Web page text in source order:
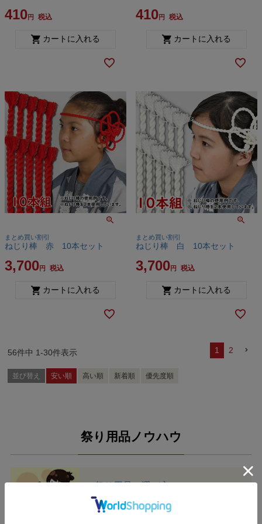
410 税込
カートに入れる
410 税込
カートに入れる
まとめ買い割引
ねじり棒 赤 10本セット
3,700 税込
カートに入れる
まとめ買い割引
ねじり棒 白 10本セット
3,700 税込
カートに入れる
並び替え 安い順 高い順 新着順 優先度順
56件中 1-30件表示 1 2
祭り用品ノウハウ
祭り用品の選び方
祭り用品のサイズの選び方や祭りの準